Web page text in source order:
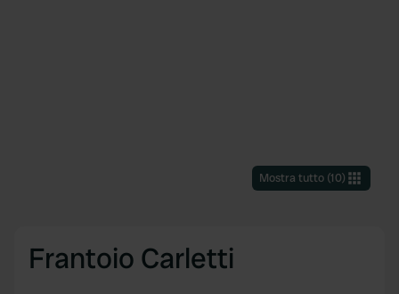
Mostra tutto(10)
Frantoio Carletti